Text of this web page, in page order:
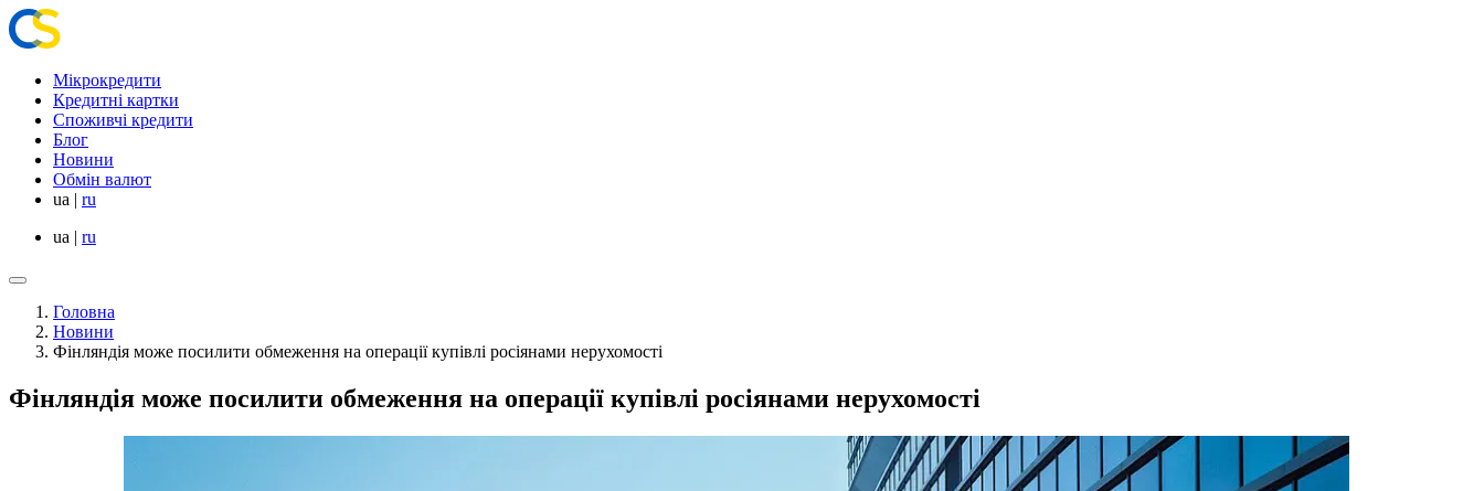
Мікрокредити
Кредитні картки
Споживчі кредити
Блог
Новини
Обмін валют
ua | ru
ua | ru
Головна
Новини
Фінляндія може посилити обмеження на операції купівлі росіянами нерухомості
Фінляндія може посилити обмеження на операції купівлі росіянами нерухомості